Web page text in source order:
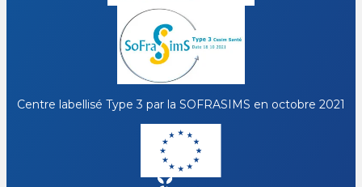
Centre labellisé Type 3 par la SOFRASIMS en octobre 2021